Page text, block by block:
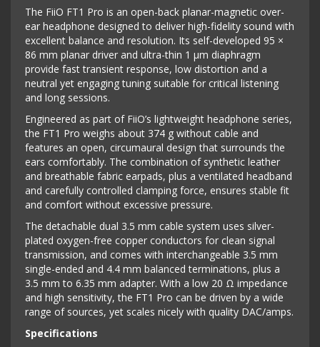
The FiiO FT1 Pro is an open-back planar-magnetic over-
ear headphone designed to deliver high-fidelity sound with
excellent balance and resolution. Its self-developed 95 ×
86 mm planar driver and ultra-thin 1 μm diaphragm
provide fast transient response, low distortion and a
neutral yet engaging tuning suitable for critical listening
and long sessions.
Engineered as part of FiiO’s lightweight headphone series,
the FT1 Pro weighs about 374 g without cable and
features an open, circumaural design that surrounds the
ears comfortably. The combination of synthetic leather
and breathable fabric earpads, plus a ventilated headband
and carefully controlled clamping force, ensures stable fit
and comfort without excessive pressure.
The detachable dual 3.5 mm cable system uses silver-
plated oxygen-free copper conductors for clean signal
transmission, and comes with interchangeable 3.5 mm
single-ended and 4.4 mm balanced terminations, plus a
3.5 mm to 6.35 mm adapter. With a low 20 Ω impedance
and high sensitivity, the FT1 Pro can be driven by a wide
range of sources, yet scales nicely with quality DAC/amps.
Specifications